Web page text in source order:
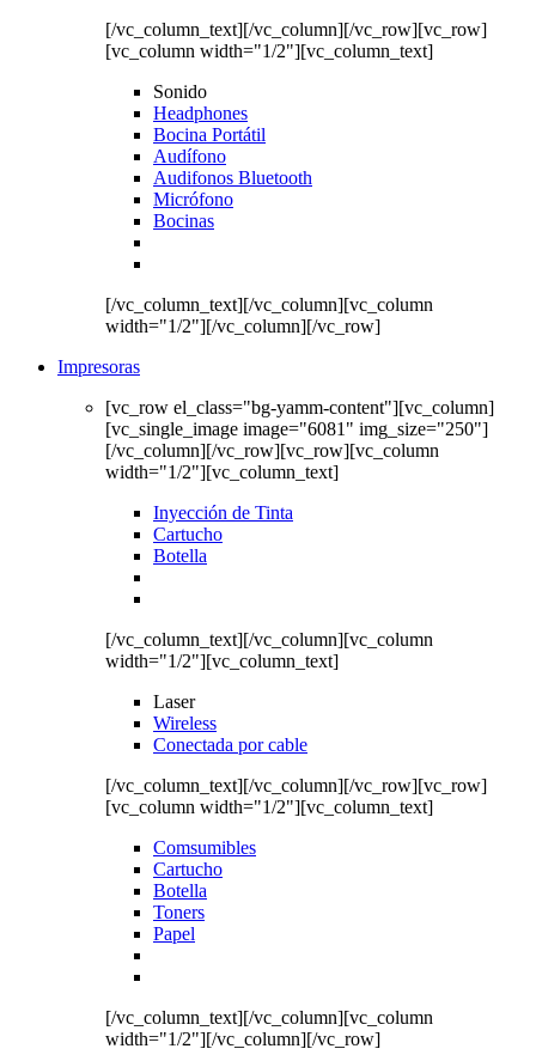
[/vc_column_text][/vc_column][/vc_row][vc_row]
[vc_column width="1/2"][vc_column_text]
Sonido
Headphones
Bocina Portátil
Audífono
Audifonos Bluetooth
Micrófono
Bocinas
[/vc_column_text][/vc_column][vc_column
width="1/2"][/vc_column][/vc_row]
Impresoras
[vc_row el_class="bg-yamm-content"][vc_column]
[vc_single_image image="6081" img_size="250"]
[/vc_column][/vc_row][vc_row][vc_column
width="1/2"][vc_column_text]
Inyección de Tinta
Cartucho
Botella
[/vc_column_text][/vc_column][vc_column
width="1/2"][vc_column_text]
Laser
Wireless
Conectada por cable
[/vc_column_text][/vc_column][/vc_row][vc_row]
[vc_column width="1/2"][vc_column_text]
Comsumibles
Cartucho
Botella
Toners
Papel
[/vc_column_text][/vc_column][vc_column
width="1/2"][/vc_column][/vc_row]